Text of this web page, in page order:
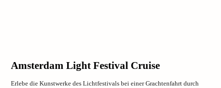
Amsterdam Light Festival Cruise
Erlebe die Kunstwerke des Lichtfestivals bei einer Grachtenfahrt durch